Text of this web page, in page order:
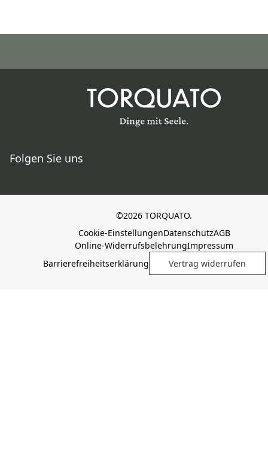
Folgen Sie uns
©2026 TORQUATO.
Cookie-EinstellungenDatenschutzAGB
Online-WiderrufsbelehrungImpressum
Barrierefreiheitserklärung
Vertrag widerrufen